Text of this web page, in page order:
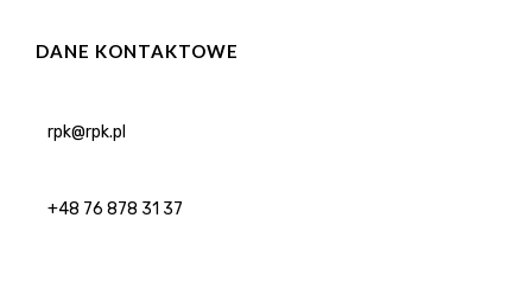
DANE KONTAKTOWE
rpk@rpk.pl
+48 76 878 31 37